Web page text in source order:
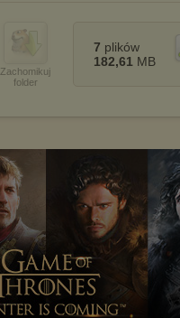
Zachomikuj
folder
7 plików
182,61 MB